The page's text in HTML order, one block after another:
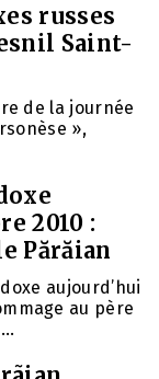
russes
Saint-
de la journée
»,
2010 :
Părăian
aujourd’hui
au père